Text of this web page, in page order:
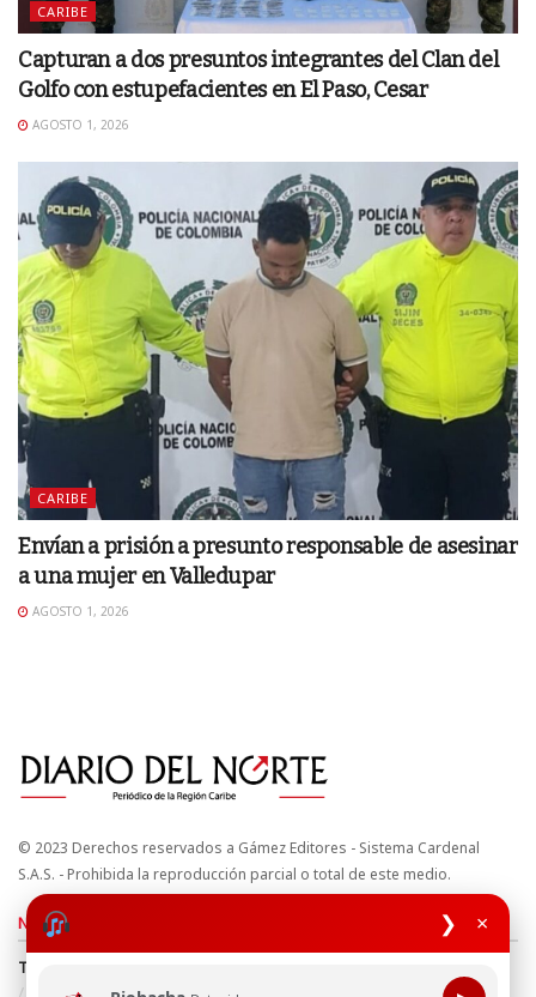
❯ ×
CARIBE
Capturan a dos presuntos integrantes del Clan del
Golfo con estupefacientes en El Paso, Cesar
AGOSTO 1, 2026
CARIBE
Envían a prisión a presunto responsable de asesinar
a una mujer en Valledupar
AGOSTO 1, 2026
© 2023 Derechos reservados a Gámez Editores - Sistema Cardenal
S.A.S. - Prohibida la reproducción parcial o total de este medio.
Nuestros sitios
Términos y Condiciones